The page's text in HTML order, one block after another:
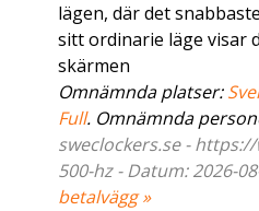
lägen, där det
sitt ordinarie läge visar
skärmen
Omnämnda platser:
Full. Omnämnda
sweclockers.se -
500-hz - Datum: 2026-
betalvägg »